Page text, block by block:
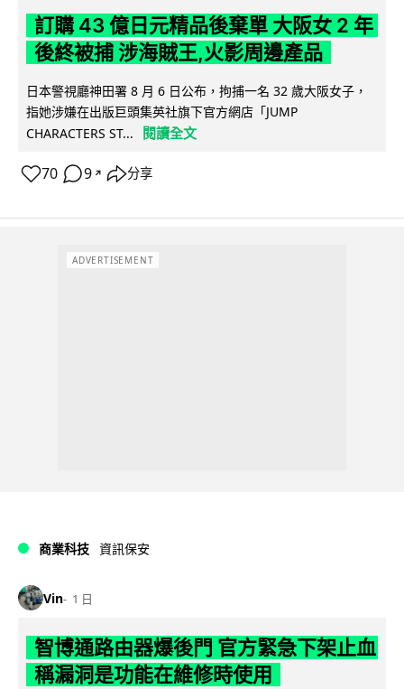
訂購 43 億日元精品後棄單 大阪女 2 年
後終被捕 涉海賊王,火影周邊產品
日本警視廳神田署 8 月 6 日公布，拘捕一名 32 歲大阪女子，
指她涉嫌在出版巨頭集英社旗下官方網店「JUMP
CHARACTERS ST...
閱讀全文
70 9 ↗ 分享
ADVERTISEMENT
商業科技 資訊保安
Vin 1 日
智博通路由器爆後門 官方緊急下架止血
稱漏洞是功能在維修時使用